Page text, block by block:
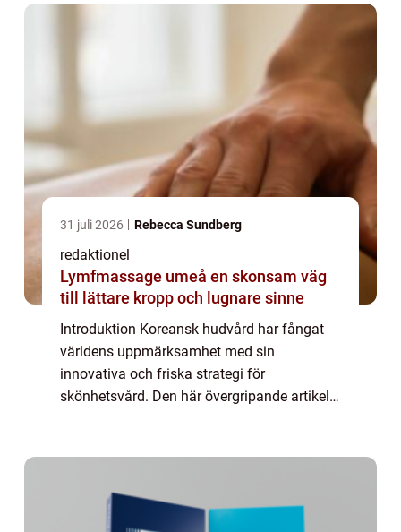
31 juli 2026 Rebecca Sundberg
redaktionel
Lymfmassage umeå en skonsam väg
till lättare kropp och lugnare sinne
Introduktion Koreansk hudvård har fångat
världens uppmärksamhet med sin
innovativa och friska strategi för
skönhetsvård. Den här övergripande artikeln